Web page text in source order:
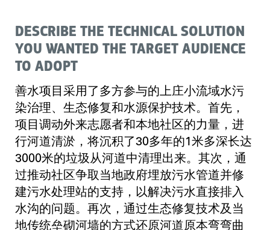
DESCRIBE THE TECHNICAL SOLUTION
YOU WANTED THE TARGET AUDIENCE
TO ADOPT
善水项目采用了多方参与的上庄小流域水污
染治理、生态修复和水源保护技术。首先，
项目调动外来志愿者和本地社区的力量，进
行河道清淤，将沉积了30多年的1米多深长达
3000米的垃圾从河道中清理出来。其次，通
过推动社区争取当地政府埋放污水管道并修
建污水处理站的支持，以解决污水直接排入
水沟的问题。再次，通过生态修复技术及当
地传统垒砌河墙的方式还原河道原本弯弯曲